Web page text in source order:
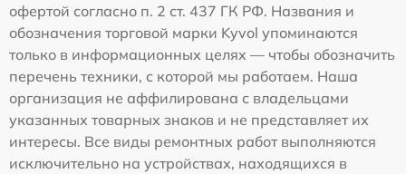
офертой согласно п. 2 ст. 437 ГК РФ. Названия и
обозначения торговой марки Kyvol упоминаются
только в информационных целях — чтобы обозначить
перечень техники, с которой мы работаем. Наша
организация не аффилирована с владельцами
указанных товарных знаков и не представляет их
интересы. Все виды ремонтных работ выполняются
исключительно на устройствах, находящихся в